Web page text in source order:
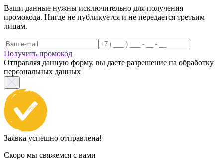
Ваши данные нужны исключительно для получения
промокода. Нигде не публикуется и не передается третьим
лицам.
Получить промокод
Отправляя данную форму, вы даете разрешение на обработку
персональных данных
Заявка успешно отправлена!
Скоро мы свяжемся с вами